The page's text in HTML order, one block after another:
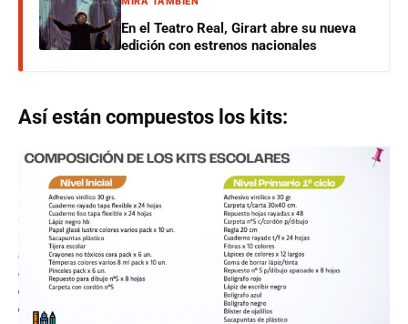
En el Teatro Real, Girart abre su nueva
edición con estrenos nacionales
Así están compuestos los kits: